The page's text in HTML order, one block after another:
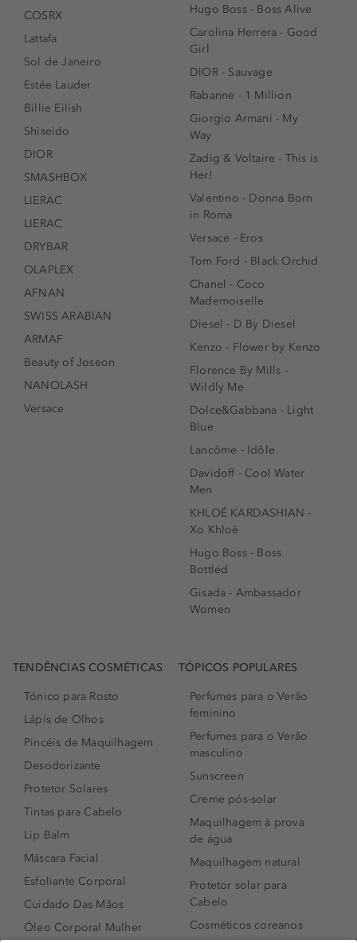
COSRX
Lattafa
Sol de Janeiro
Estée Lauder
Billie Eilish
Shiseido
DIOR
SMASHBOX
LIERAC
LIERAC
DRYBAR
OLAPLEX
AFNAN
SWISS ARABIAN
ARMAF
Beauty of Joseon
NANOLASH
Versace
Hugo Boss - Boss Alive
Carolina Herrera - Good
Girl
DIOR - Sauvage
Rabanne - 1 Million
Giorgio Armani - My
Way
Zadig & Voltaire - This is
Her!
Valentino - Donna Born
in Roma
Versace - Eros
Tom Ford - Black Orchid
Chanel - Coco
Mademoiselle
Diesel - D By Diesel
Kenzo - Flower by Kenzo
Florence By Mills -
Wildly Me
Dolce&Gabbana - Light
Blue
Lancôme - Idôle
Davidoff - Cool Water
Men
KHLOÉ KARDASHIAN -
Xo Khloè
Hugo Boss - Boss
Bottled
Gisada - Ambassador
Women
TENDÊNCIAS COSMÉTICAS
Tónico para Rosto
Lápis de Olhos
Pincéis de Maquilhagem
Desodorizante
Protetor Solares
Tintas para Cabelo
Lip Balm
Máscara Facial
Esfoliante Corporal
Cuidado Das Mãos
Óleo Corporal Mulher
TÓPICOS POPULARES
Perfumes para o Verão
feminino
Perfumes para o Verão
masculino
Sunscreen
Creme pós-solar
Maquilhagem à prova
de água
Maquilhagem natural
Protetor solar para
Cabelo
Cosméticos coreanos